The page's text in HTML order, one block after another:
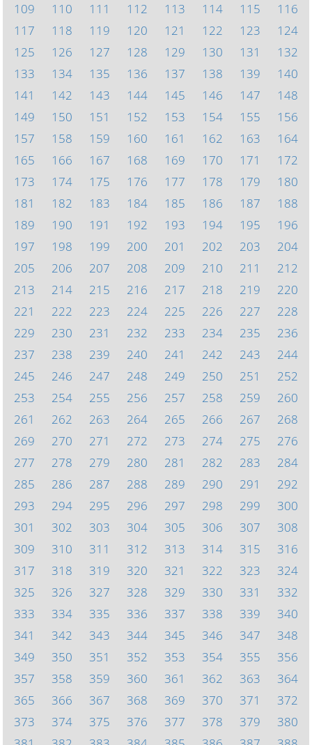
109
110 111 112 113 114 115
116
117
118 119 120 121 122 123
124
125
126 127 128 129 130 131
132
133
134 135 136 137 138 139
140
141
142 143 144 145 146 147
148
149
150 151 152 153 154 155
156
157
158 159 160 161 162 163
164
165
166 167 168 169 170 171
172
173
174 175 176 177 178 179
180
181
182 183 184 185 186 187
188
189
190 191 192 193 194 195
196
197
198 199 200 201 202 203
204
205
206 207 208 209 210 211
212
213
214 215 216 217 218 219
220
221
222 223 224 225 226 227
228
229
230 231 232 233 234 235
236
237
238 239 240 241 242 243
244
245
246 247 248 249 250 251
252
253
254 255 256 257 258 259
260
261
262 263 264 265 266 267
268
269
270 271 272 273 274 275
276
277
278 279 280 281 282 283
284
285
286 287 288 289 290 291
292
293
294 295 296 297 298 299
300
301
302 303 304 305 306 307
308
309
310 311 312 313 314 315
316
317
318 319 320 321 322 323
324
325
326 327 328 329 330 331
332
333
334 335 336 337 338 339
340
341
342 343 344 345 346 347
348
349
350 351 352 353 354 355
356
357
358 359 360 361 362 363
364
365
366 367 368 369 370 371
372
373
374 375 376 377 378 379
380